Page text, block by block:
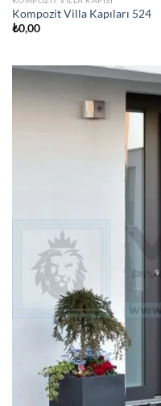
Kompozit Villa Kapıları 524
₺0,00